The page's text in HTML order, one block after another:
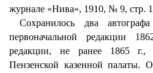
журнале «Нива», 1910, № 9, стр.
Сохранилось два
первоначальной редакции
редакции, не ранее 1865 г.,
Пензенской казенной палаты.